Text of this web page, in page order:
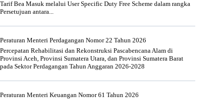
Tarif Bea Masuk melalui User Specific Duty Free Scheme dalam rangka
Persetujuan antara...
Peraturan Menteri Perdagangan Nomor 22 Tahun 2026
Percepatan Rehabilitasi dan Rekonstruksi Pascabencana Alam di
Provinsi Aceh, Provinsi Sumatera Utara, dan Provinsi Sumatera Barat
pada Sektor Perdagangan Tahun Anggaran 2026-2028
Peraturan Menteri Keuangan Nomor 61 Tahun 2026